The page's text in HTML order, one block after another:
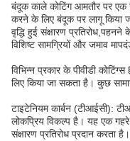
बंदूक काले कोटिंग आमतौर पर एक
करने के लिए बंदूक पर लागू किया
वृद्धि हुई संक्षारण प्रतिरोध,पहनने
विशिष्ट सामग्रियों और जमाव
विभिन्न प्रकार के पीवीडी
लिए किया जा सकता है। कुछ
टाइटेनियम कार्बन (टीआईसी):
लोकप्रिय विकल्प है। यह एक
संक्षारण प्रतिरोध प्रदान करता है।